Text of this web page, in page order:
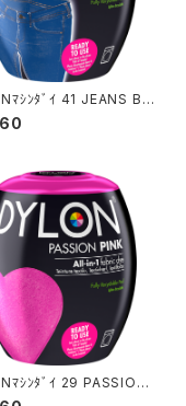
ﾏｼﾝﾀﾞｲ 41 JEANS BL
ﾏｼﾝﾀﾞｲ 29 PASSION